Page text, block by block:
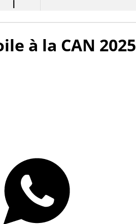
à la CAN 2025